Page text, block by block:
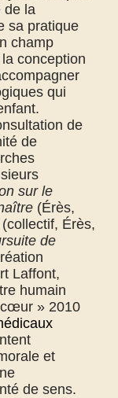
de la
sa pratique
champ
conception
qui
de
de
sur le
(Érès,
(collectif, Érès,
de
Laffont,
humain
» 2010
et
de sens.